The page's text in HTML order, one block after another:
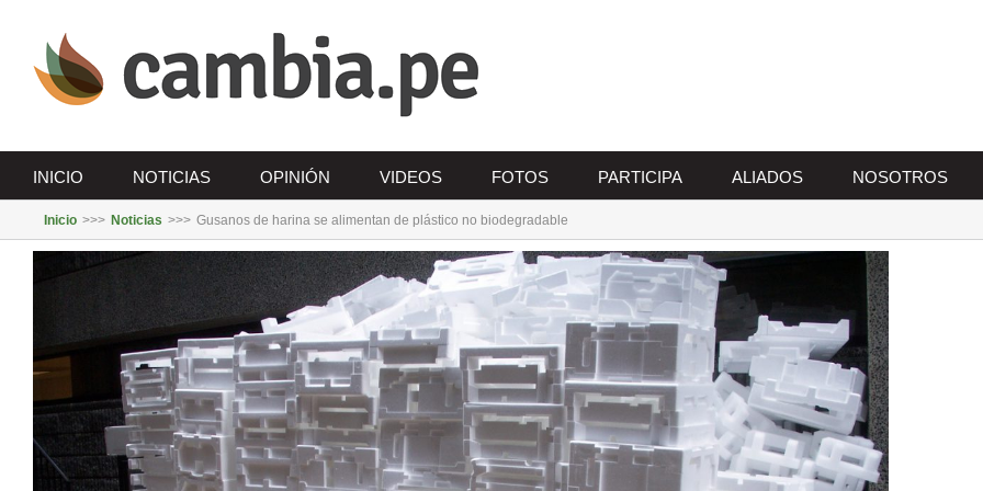
contenido
INICIO NOTICIAS OPINIÓN VIDEOS FOTOS PARTICIPA ALIADOS NOSOTROS
Inicio >>> Noticias >>> Gusanos de harina se alimentan de plástico no biodegradable
grande